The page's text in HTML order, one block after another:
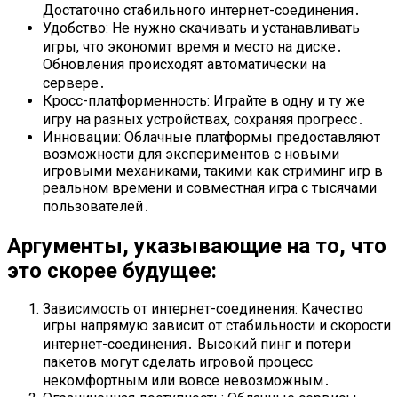
Достаточно стабильного интернет-соединения․
Удобство: Не нужно скачивать и устанавливать
игры, что экономит время и место на диске․
Обновления происходят автоматически на
сервере․
Кросс-платформенность: Играйте в одну и ту же
игру на разных устройствах, сохраняя прогресс․
Инновации: Облачные платформы предоставляют
возможности для экспериментов с новыми
игровыми механиками, такими как стриминг игр в
реальном времени и совместная игра с тысячами
пользователей․
Аргументы, указывающие на то, что
это скорее будущее:
Зависимость от интернет-соединения: Качество
игры напрямую зависит от стабильности и скорости
интернет-соединения․ Высокий пинг и потери
пакетов могут сделать игровой процесс
некомфортным или вовсе невозможным․